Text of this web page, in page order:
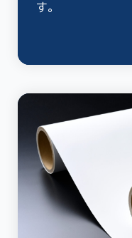
す。